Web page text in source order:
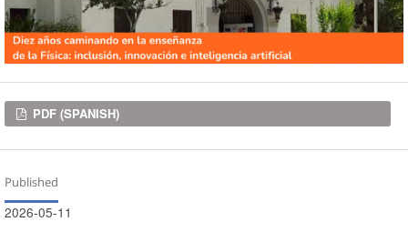
Downloads
PDF (SPANISH)
Published
2026-05-11